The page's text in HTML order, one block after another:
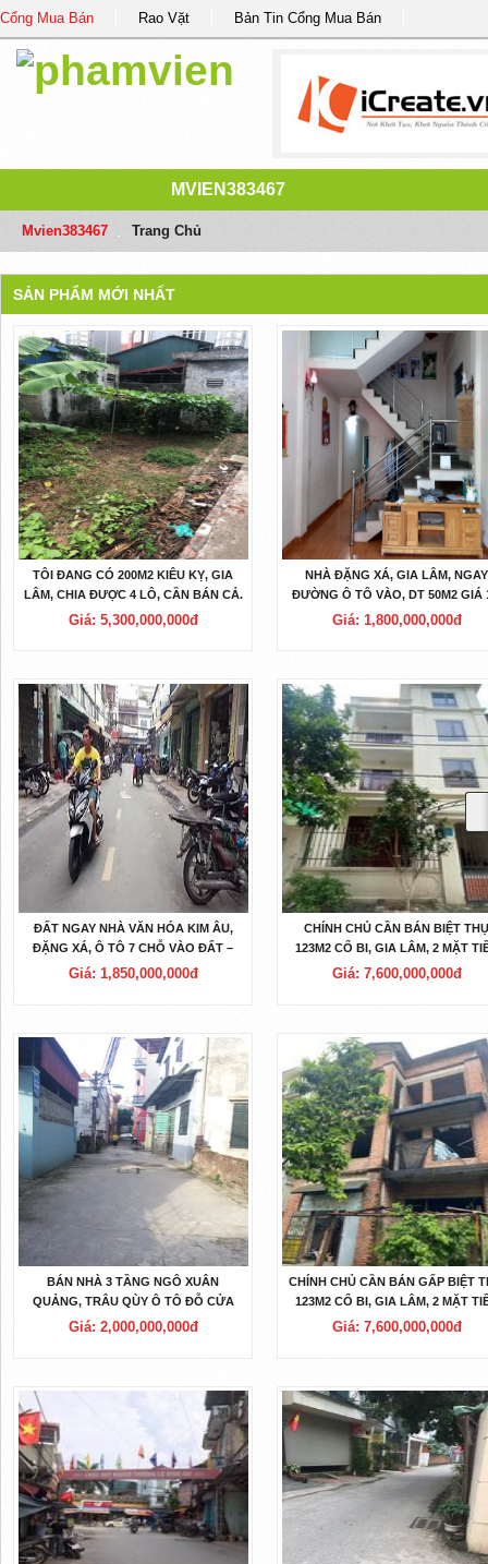
Cổng Mua Bán Rao Vặt Bản Tin Cổng Mua Bán
MVIEN383467
Mvien383467 Trang Chủ
SẢN PHẨM MỚI NHẤT
TÔI ĐANG CÓ 200M2 KIÊU KỴ, GIA
LÂM, CHIA ĐƯỢC 4 LÔ, CẦN BÁN CẢ.
Giá: 5,300,000,000đ
NHÀ ĐẶNG XÁ, GIA LÂM, NGAY
ĐƯỜNG Ô TÔ VÀO, DT 50M2 GIÁ
TỶ.
Giá: 1,800,000,000đ
ĐẤT NGAY NHÀ VĂN HÓA KIM ÂU,
ĐẶNG XÁ, Ô TÔ 7 CHỖ VÀO ĐẤT –
1.85 TỶ.
Giá: 1,850,000,000đ
CHÍNH CHỦ CẦN BÁN BIỆT
123M2 CỔ BI, GIA LÂM, 2 MẶT
TRƯỚC SAU, GIÁ CẢ THƯƠNG
Giá: 7,600,000,000đ
BÁN NHÀ 3 TẦNG NGÔ XUÂN
QUẢNG, TRÂU QÙY Ô TÔ ĐỖ CỬA
GIÁ 2 TỶ TRÒN.
Giá: 2,000,000,000đ
CHÍNH CHỦ CẦN BÁN GẤP BIỆT
123M2 CỔ BI, GIA LÂM, 2 MẶT
TRƯỚC SAU, ĐƯỜNG ÔTÔ
Giá: 7,600,000,000đ